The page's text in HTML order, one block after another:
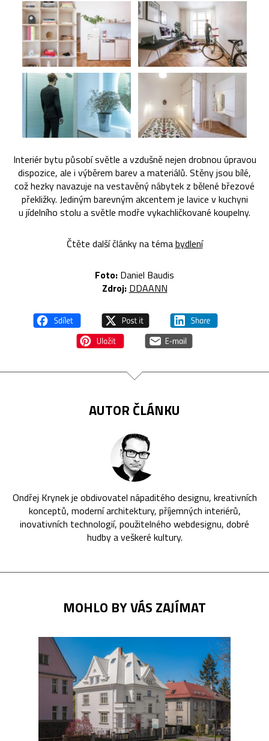
Interiér bytu působí světle a vzdušně nejen drobnou úpravou
dispozice, ale i výběrem barev a materiálů. Stěny jsou bílé,
což hezky navazuje na vestavěný nábytek z bělené březové
překližky. Jediným barevným akcentem je lavice v kuchyni
u jídelního stolu a světle modře vykachličkované koupelny.
Čtěte další články na témabydlení
Foto: Daniel Baudis
Zdroj: DDAANN
AUTOR ČLÁNKU
Ondřej Krynek je obdivovatel nápaditého designu, kreativních
konceptů, moderní architektury, příjemných interiérů,
inovativních technologií, použitelného webdesignu, dobré
hudby a veškeré kultury.
MOHLO BY VÁS ZAJÍMAT